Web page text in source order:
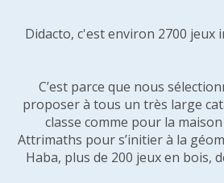
Didacto, c'est environ 2700 jeux
C’est parce que nous
proposer à tous un très large
classe comme pour la
Attrimaths pour s’initier à la
Haba, plus de 200 jeux en bois,